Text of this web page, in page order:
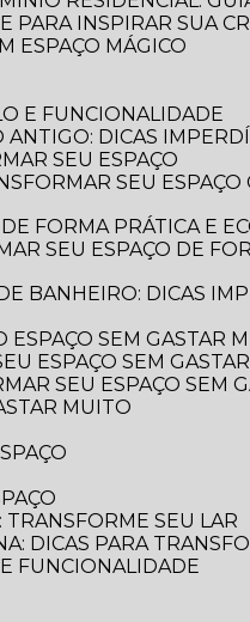
PARA INSPIRAR SUA
ESPAÇO MÁGICO
E FUNCIONALIDADE
ANTIGO: DICAS
SEU ESPAÇO
FORMA PRÁTICA E
BANHEIRO: DICAS
ESPAÇO SEM GASTAR
ESPAÇO SEM
SEU ESPAÇO SEM
MUITO
TRANSFORME SEU LAR
DICAS PARA
FUNCIONALIDADE